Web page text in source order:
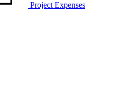
Project Expenses